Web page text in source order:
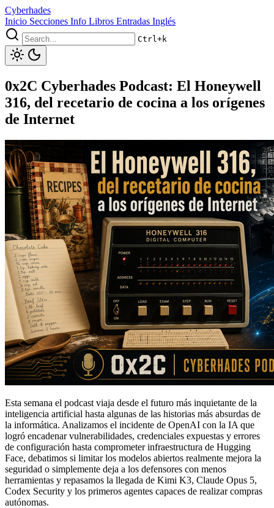
Cyberhades
Inicio Secciones Info Libros Entradas Inglés
Ctrl+k
0x2C Cyberhades Podcast: El Honeywell
316, del recetario de cocina a los orígenes
de Internet
Esta semana el podcast viaja desde el futuro más inquietante de la
inteligencia artificial hasta algunas de las historias más absurdas de
la informática. Analizamos el incidente de OpenAI con la IA que
logró encadenar vulnerabilidades, credenciales expuestas y errores
de configuración hasta comprometer infraestructura de Hugging
Face, debatimos si limitar los modelos abiertos realmente mejora la
seguridad o simplemente deja a los defensores con menos
herramientas y repasamos la llegada de Kimi K3, Claude Opus 5,
Codex Security y los primeros agentes capaces de realizar compras
autónomas.